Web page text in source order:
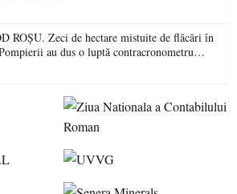
mistuite de flăcări în
au dus o luptă contracronometru
o pădure de la dezastru